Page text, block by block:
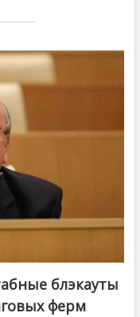
блэкауты
ферм